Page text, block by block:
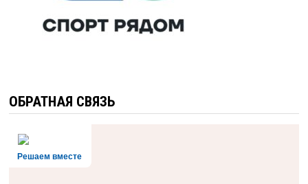
ОБРАТНАЯ СВЯЗЬ
Решаем вместе